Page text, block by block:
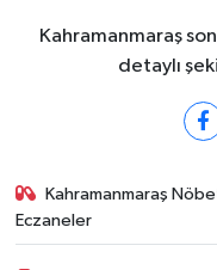
Kahramanmaraş
detaylı
Kahramanmaraş
Eczaneler